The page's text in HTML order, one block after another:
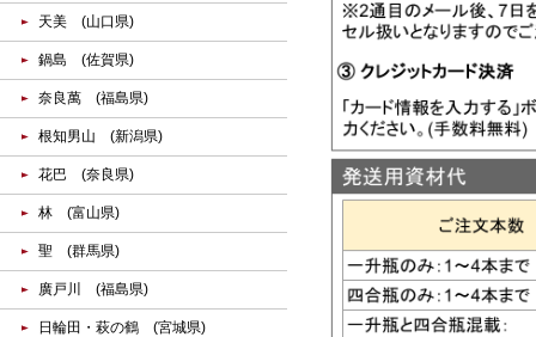
天美 (山口県)
鍋島 (佐賀県)
奈良萬 (福島県)
根知男山 (新潟県)
花巴 (奈良県)
林 (富山県)
聖 (群馬県)
廣戸川 (福島県)
日輪田・萩の鶴 (宮城県)